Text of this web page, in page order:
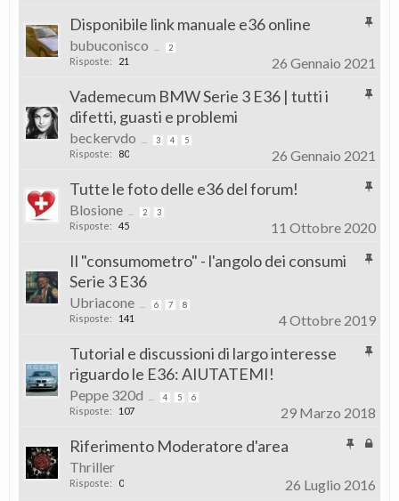
Disponibile link manuale e36 online
bubuconisco 2
Risposte: 21 26 Gennaio 2021
Vademecum BMW Serie 3 E36 | tutti i
difetti, guasti e problemi
beckervdo 3 4 5
Risposte: 80 26 Gennaio 2021
Tutte le foto delle e36 del forum!
Blosione 2 3
Risposte: 45 11 Ottobre 2020
Il "consumometro" - l'angolo dei consumi
Serie 3 E36
Ubriacone 6 7 8
Risposte: 141 4 Ottobre 2019
Tutorial e discussioni di largo interesse
riguardo le E36: AIUTATEMI!
Peppe 320d 4 5 6
Risposte: 107 29 Marzo 2018
Riferimento Moderatore d'area
Thriller
Risposte: 0 26 Luglio 2016